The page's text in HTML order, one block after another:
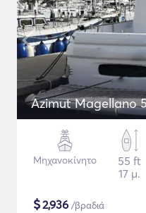
Azimut Magellano
Μηχανοκίνητο
55 ft
17 μ.
$2,936 /βραδιά